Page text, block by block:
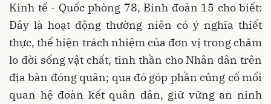
Kinh tế - Quốc phòng 78, Binh đoàn 15 cho biết:
Đây là hoạt động thường niên có ý nghĩa thiết
thực, thể hiện trách nhiệm của đơn vị trong chăm
lo đời sống vật chất, tinh thần cho Nhân dân trên
địa bàn đóng quân; qua đó góp phần củng cố mối
quan hệ đoàn kết quân dân, giữ vững an ninh